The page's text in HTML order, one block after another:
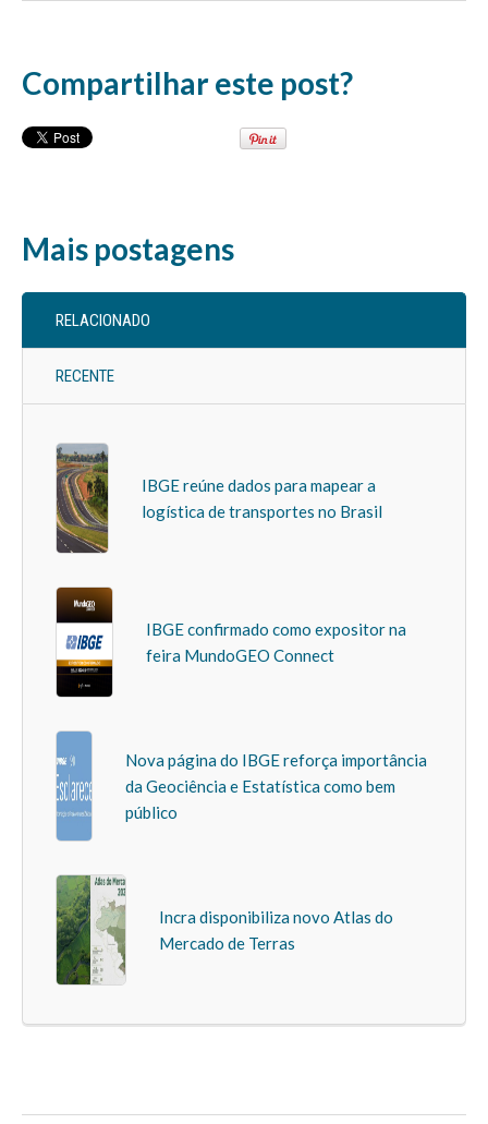
Compartilhar este post?
Mais postagens
RELACIONADO
RECENTE
IBGE reúne dados para mapear a
logística de transportes no Brasil
IBGE confirmado como expositor na
feira MundoGEO Connect
Nova página do IBGE reforça importância
da Geociência e Estatística como bem
público
Incra disponibiliza novo Atlas do
Mercado de Terras